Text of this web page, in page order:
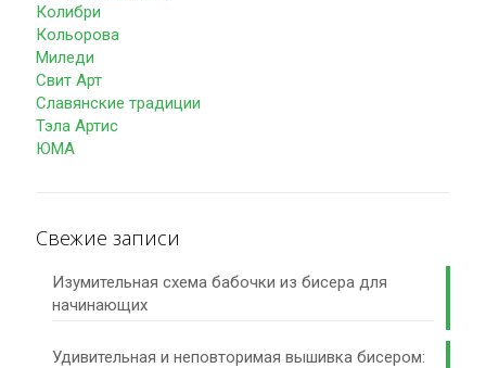
Колибри
Кольорова
Миледи
Свит Арт
Славянские традиции
Тэла Артис
ЮМА
Свежие записи
Изумительная схема бабочки из бисера для
начинающих
Удивительная и неповторимая вышивка бисером: